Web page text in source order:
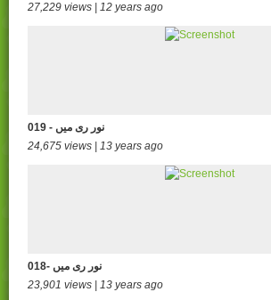
27,229 views | 12 years ago
019 - نور ری میں
24,675 views | 13 years ago
018- نور ری میں
23,901 views | 13 years ago